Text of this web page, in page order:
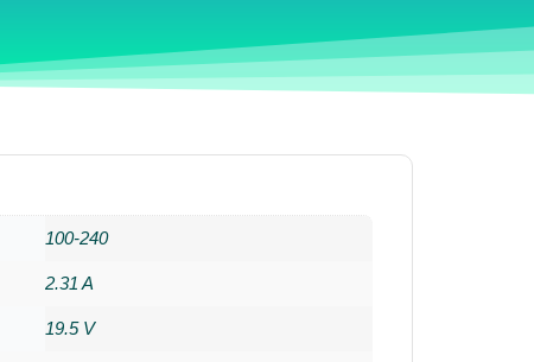
100-240
2.31 A
19.5 V